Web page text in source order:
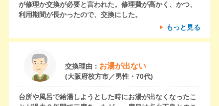
が修理か交換が必要と言われた。修理費が高かく、かつ、
利用期間が長かったので、交換にした。
もっと見る
交換理由： お湯が出ない
(大阪府枚方市／男性・70代)
台所や風呂で給湯しようとした時にお湯が出なくなったこ